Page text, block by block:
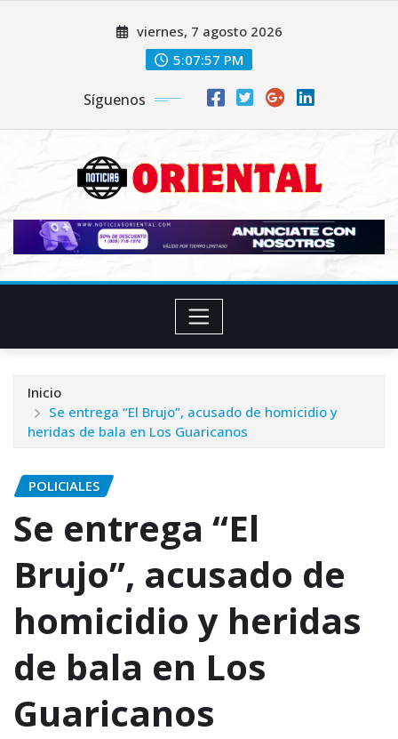
viernes, 7 agosto 2026
5:07:59 PM
Síguenos
Inicio
Se entrega “El Brujo”, acusado de homicidio y
heridas de bala en Los Guaricanos
POLICIALES
Se entrega “El
Brujo”, acusado de
homicidio y heridas
de bala en Los
Guaricanos